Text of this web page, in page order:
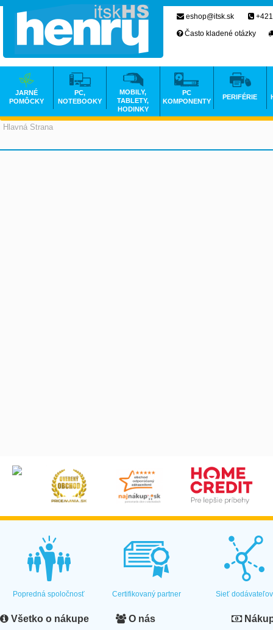
Hlavná Strana
eshop@itsk.sk
Často kladené otázky
JARNÉ
POMÔCKY
PC,
NOTEBOOKY
MOBILY,
TABLETY,
HODINKY
PC
KOMPONENTY
PERIFÉRIE
Popredná spoločnosť Certifikovaný partner Sieť dodávateľov
Všetko o nákupe O nás